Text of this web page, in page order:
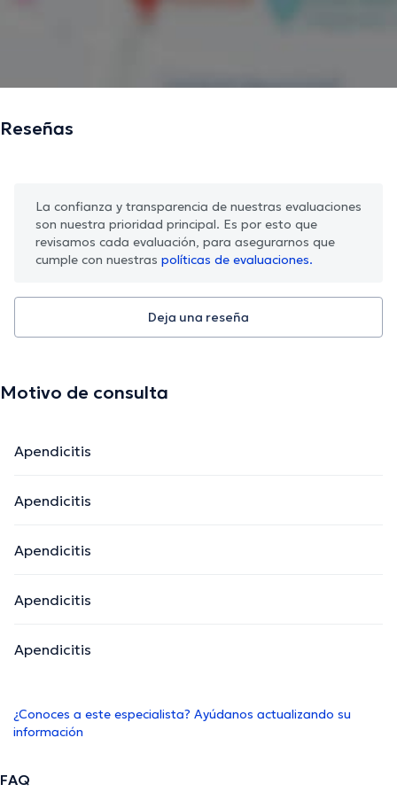
Reseñas
La confianza y transparencia de nuestras evaluaciones
son nuestra prioridad principal. Es por esto que
revisamos cada evaluación, para asegurarnos que
cumple con nuestras políticas de evaluaciones.
Deja una reseña
Motivo de consulta
Apendicitis
Apendicitis
Apendicitis
Apendicitis
Apendicitis
¿Conoces a este especialista? Ayúdanos actualizando su
información
FAQ